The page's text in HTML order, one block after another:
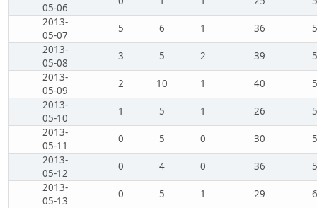
05-06
2013-
05-07
5 6 1 36
2013-
05-08
3 5 2 39
2013-
05-09
2 10 1 40
2013-
05-10
1 5 1 26
2013-
05-11
0 5 0 30
2013-
05-12
0 4 0 36
2013-
05-13
0 5 1 29